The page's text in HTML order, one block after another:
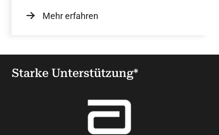
Mehr erfahren
Starke Unterstützung*